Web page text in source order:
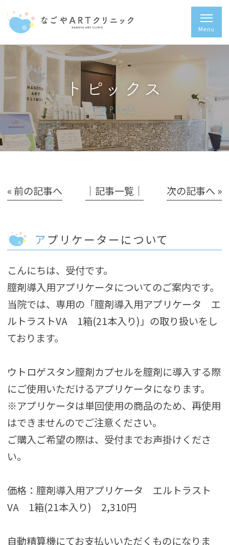
トピックス
TOPICS
« 前の記事へ │記事一覧│ 次の記事へ »
アプリケーターについて
こんにちは、受付です。
膣剤導入用アプリケータについてのご案内です。
当院では、専用の「膣剤導入用アプリケータ エ
ルトラストVA 1箱(21本入り)」の取り扱いをし
ております。
ウトロゲスタン膣剤カプセルを膣剤に導入する際
にご使用いただけるアプリケータになります。
※アプリケータは単回使用の商品のため、再使用
はできませんのでご注意ください。
ご購入ご希望の際は、受付までお声掛けくださ
い。
価格：膣剤導入用アプリケータ エルトラスト
VA 1箱(21本入り) 2,310円
自動精算機にてお支払いいただくものになりま